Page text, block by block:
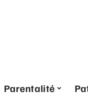
Parentalité